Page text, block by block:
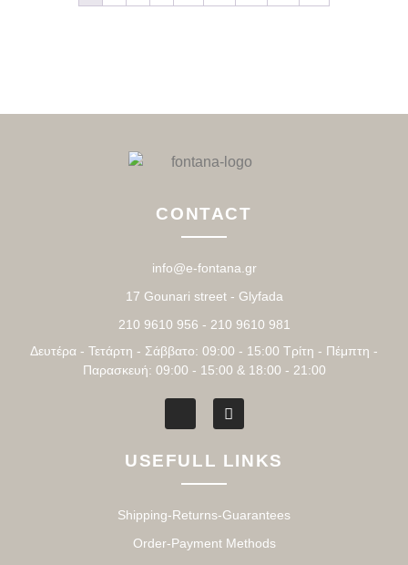
CONTACT
info@e-fontana.gr
17 Gounari street - Glyfada
210 9610 956 - 210 9610 981
Δευτέρα - Τετάρτη - Σάββατο: 09:00 - 15:00 Τρίτη - Πέμπτη -
Παρασκευή: 09:00 - 15:00 & 18:00 - 21:00
USEFULL LINKS
Shipping-Returns-Guarantees
Order-Payment Methods